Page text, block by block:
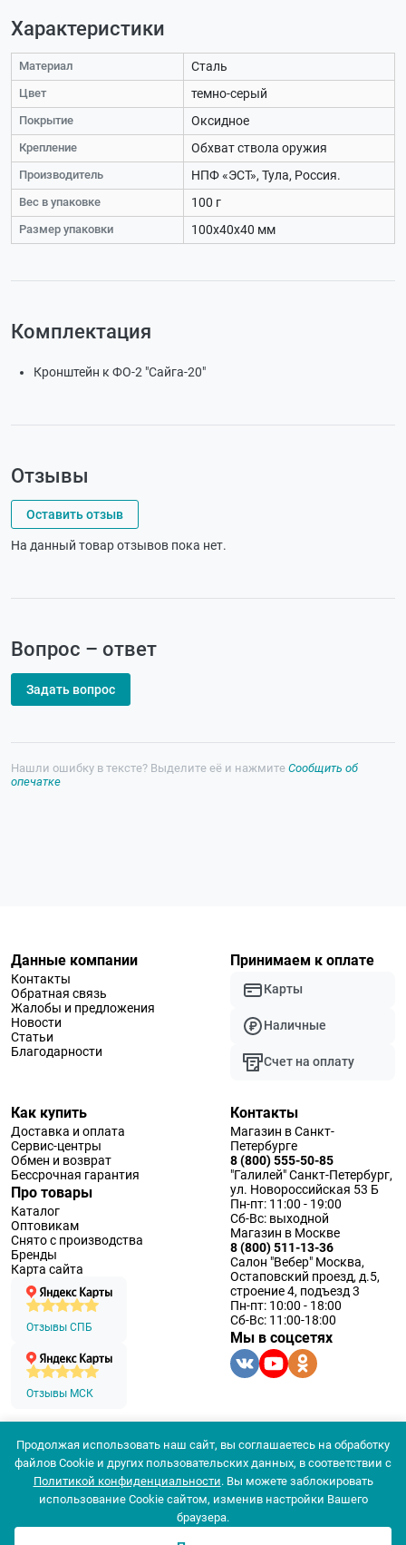
Характеристики
Материал Сталь
Цвет темно-серый
Покрытие Оксидное
Крепление Обхват ствола оружия
Производитель НПФ «ЭСТ», Тула, Россия.
Вес в упаковке 100 г
Размер упаковки 100х40х40 мм
Комплектация
Кронштейн к ФО-2 "Сайга-20"
Отзывы
Оставить отзыв
На данный товар отзывов пока нет.
Вопрос – ответ
Задать вопрос
Нашли ошибку в тексте? Выделите её и нажмите Сообщить об
опечатке
Данные компании
Контакты
Обратная связь
Жалобы и предложения
Новости
Статьи
Благодарности
Принимаем к оплате
Карты
Наличные
Счет на оплату
Как купить
Доставка и оплата
Сервис-центры
Обмен и возврат
Бессрочная гарантия
Про товары
Каталог
Оптовикам
Снято с производства
Бренды
Карта сайта
Отзывы СПБ
Отзывы МСК
Контакты
Магазин в Санкт-
Петербурге
8 (800) 555-50-85
"Галилей" Санкт-Петербург,
ул. Новороссийская 53 Б
Пн-пт: 11:00 - 19:00
Сб-Вс: выходной
Магазин в Москве
8 (800) 511-13-36
Салон "Вебер" Москва,
Остаповский проезд, д.5,
строение 4, подъезд 3
Пн-пт: 10:00 - 18:00
Сб-Вс: 11:00-18:00
Мы в соцсетях
© 1994 — 2026 ООО «Наблюдательные приборы»
Политика конфеденциальности
Согласие на обработку персональных данных
Согласие использования
Продолжая использовать наш сайт, вы соглашаетесь на обработку
файлов Cookie и других пользовательских данных, в соответствии с
Политикой конфиденциальности. Вы можете заблокировать
использование Cookie сайтом, изменив настройки Вашего
браузера.